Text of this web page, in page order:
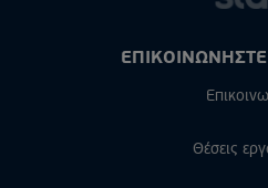
Θέσεις